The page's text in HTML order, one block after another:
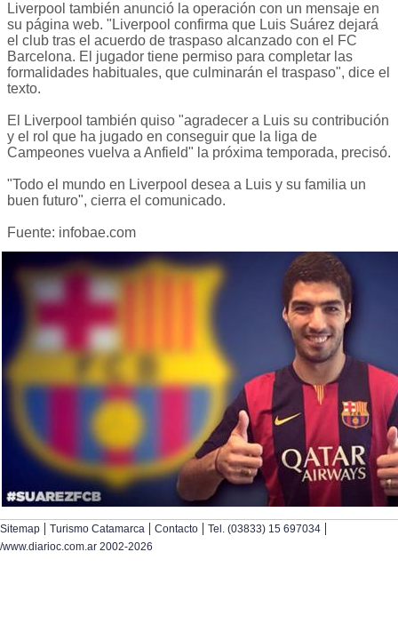
Liverpool también anunció la operación con un mensaje en
su página web. "Liverpool confirma que Luis Suárez dejará
el club tras el acuerdo de traspaso alcanzado con el FC
Barcelona. El jugador tiene permiso para completar las
formalidades habituales, que culminarán el traspaso", dice el
texto.
El Liverpool también quiso "agradecer a Luis su contribución
y el rol que ha jugado en conseguir que la liga de
Campeones vuelva a Anfield" la próxima temporada, precisó.
"Todo el mundo en Liverpool desea a Luis y su familia un
buen futuro", cierra el comunicado.
Fuente: infobae.com
Sitemap | Turismo Catamarca | Contacto | Tel. (03833) 15 697034 |
/www.diarioc.com.ar 2002-2026